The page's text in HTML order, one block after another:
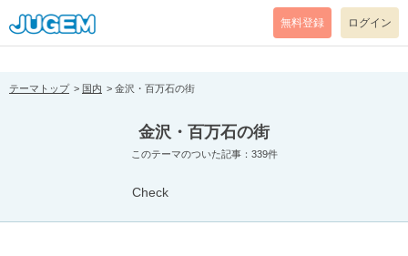
[pear_error: message="Success" code=0 mode=return level=notice
prefix="" info=""]
無料登録 ログイン
テーマトップ 国内 金沢・百万石の街
金沢・百万石の街
このテーマのついた記事：339件
Check